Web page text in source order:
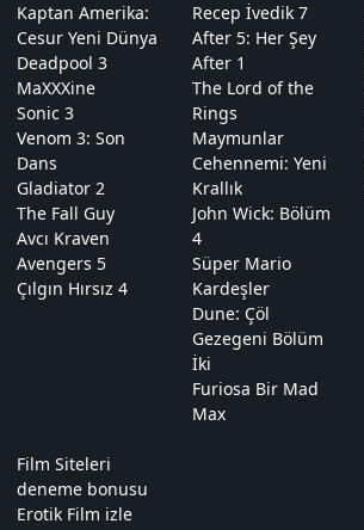
Kaptan Amerika:
Cesur Yeni Dünya
Deadpool 3
MaXXXine
Sonic 3
Venom 3: Son
Dans
Gladiator 2
The Fall Guy
Avcı Kraven
Avengers 5
Çılgın Hırsız 4
Recep İvedik 7
After 5: Her Şey
After 1
The Lord of the
Rings
Maymunlar
Cehennemi: Yeni
Krallık
John Wick: Bölüm
4
Süper Mario
Kardeşler
Dune: Çöl
Gezegeni Bölüm
İki
Furiosa Bir Mad
Max
Film Siteleri
deneme bonusu
Erotik Film izle